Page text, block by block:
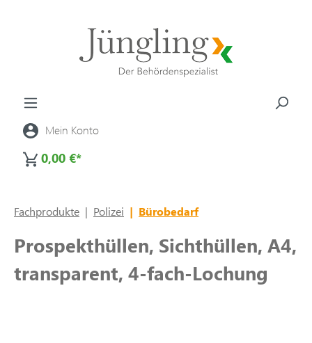
Mein Konto
0,00 €*
Fachprodukte | Polizei | Bürobedarf
Prospekthüllen, Sichthüllen, A4,
transparent, 4-fach-Lochung